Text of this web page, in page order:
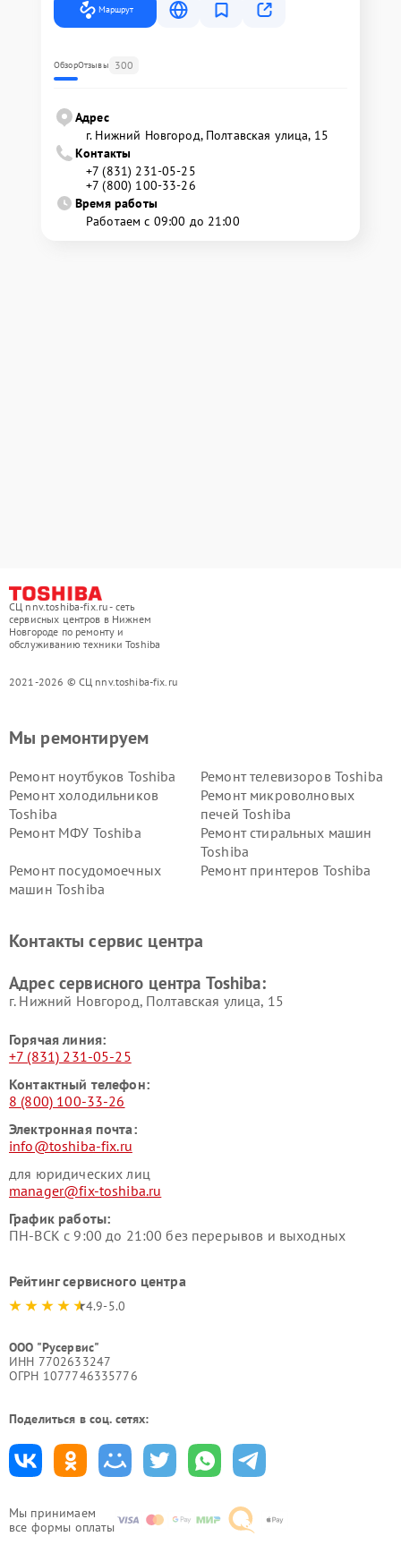
Маршрут
ОбзорОтзывы 300
Адрес
г. Нижний Новгород, Полтавская улица, 15
Контакты
+7 (831) 231-05-25
+7 (800) 100-33-26
Время работы
Работаем с 09:00 до 21:00
СЦ nnv.toshiba-fix.ru - сеть
сервисных центров в Нижнем
Новгороде по ремонту и
обслуживанию техники Toshiba
2021-2026 © СЦ nnv.toshiba-fix.ru
Мы принимаем
все формы оплаты
Мы ремонтируем
Ремонт ноутбуков Toshiba
Ремонт телевизоров Toshiba
Ремонт холодильников
Toshiba
Ремонт микроволновых
печей Toshiba
Ремонт МФУ Toshiba
Ремонт стиральных машин
Toshiba
Ремонт посудомоечных
машин Toshiba
Ремонт принтеров Toshiba
Контакты сервис центра
Адрес сервисного центра Toshiba:
г. Нижний Новгород, Полтавская улица, 15
Горячая линия:
+7 (831) 231-05-25
Контактный телефон:
8 (800) 100-33-26
Электронная почта:
info@toshiba-fix.ru
для юридических лиц
manager@fix-toshiba.ru
График работы:
ПН-ВСК с 9:00 до 21:00 без перерывов и выходных
Рейтинг сервисного центра
4.9-5.0
ООО "Русервис"
ИНН 7702633247
ОГРН 1077746335776
Поделиться в соц. сетях: